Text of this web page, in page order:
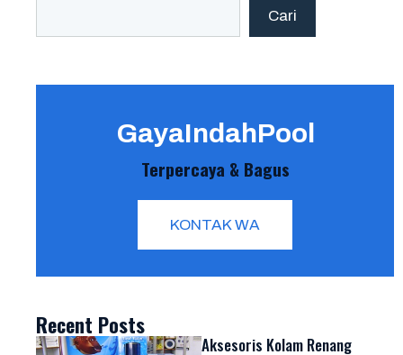
Cari
GayaIndahPool
Terpercaya & Bagus
KONTAK WA
Recent Posts
Aksesoris Kolam Renang